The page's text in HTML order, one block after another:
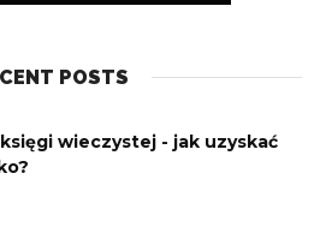
POSTS
wieczystej - jak uzyskać